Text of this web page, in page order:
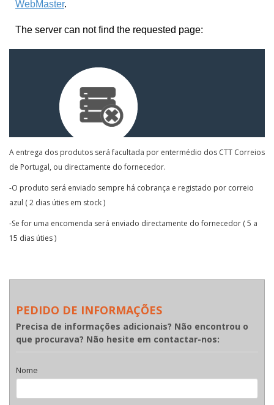
A entrega dos produtos será facultada por entermédio dos CTT Correios
de Portugal, ou directamente do fornecedor.
-O produto será enviado sempre há cobrança e registado por correio
azul ( 2 dias úties em stock )
-Se for uma encomenda será enviado directamente do fornecedor ( 5 a
15 dias úties )
PEDIDO DE INFORMAÇÕES
Precisa de informações adicionais? Não encontrou o
que procurava? Não hesite em contactar-nos:
Nome